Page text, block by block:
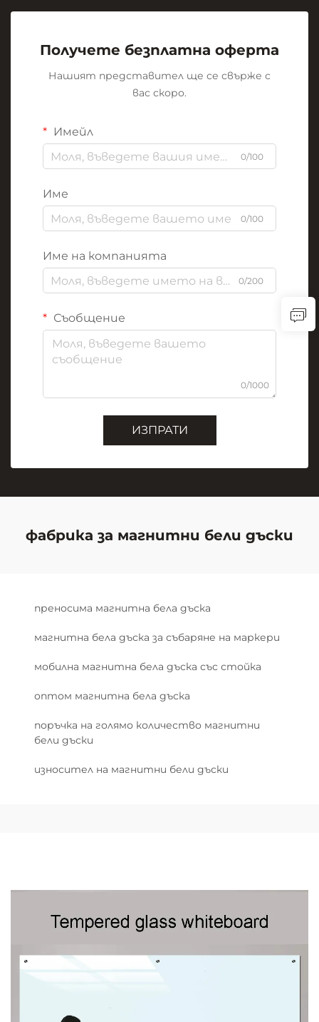
Получете безплатна оферта
Нашият представител ще се свърже с
вас скоро.
Имейл
0/100
Име
0/100
Име на компанията
0/200
Съобщение
0/1000
ИЗПРАТИ
фабрика за магнитни бели дъски
преносима магнитна бела дъска
магнитна бела дъска за събаряне на маркери
мобилна магнитна бела дъска със стойка
оптом магнитна бела дъска
поръчка на голямо количество магнитни
бели дъски
износител на магнитни бели дъски